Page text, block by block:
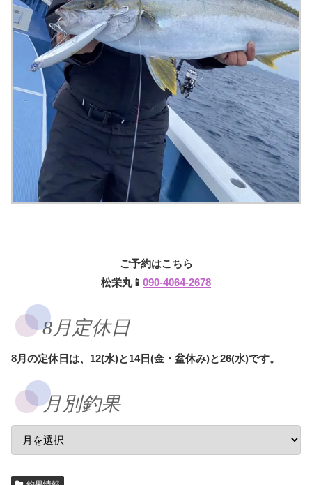
ご予約はこちら
松栄丸📱 090-4064-2678
8月定休日
8月の定休日は、12(水)と14日(金・盆休み)と26(水)です。
月別釣果